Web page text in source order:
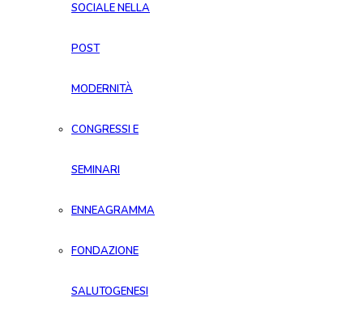
SOCIALE NELLA
POST
MODERNITÀ
CONGRESSI E
SEMINARI
ENNEAGRAMMA
FONDAZIONE
SALUTOGENESI